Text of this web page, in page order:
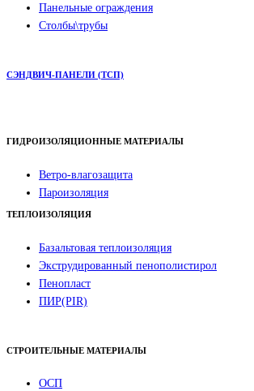
Панельные ограждения
Столбы\трубы
СЭНДВИЧ-ПАНЕЛИ (ТСП)
ГИДРОИЗОЛЯЦИОННЫЕ МАТЕРИАЛЫ
Ветро-влагозащита
Пароизоляция
ТЕПЛОИЗОЛЯЦИЯ
Базальтовая теплоизоляция
Экструдированный пенополистирол
Пенопласт
ПИР(PIR)
СТРОИТЕЛЬНЫЕ МАТЕРИАЛЫ
ОСП